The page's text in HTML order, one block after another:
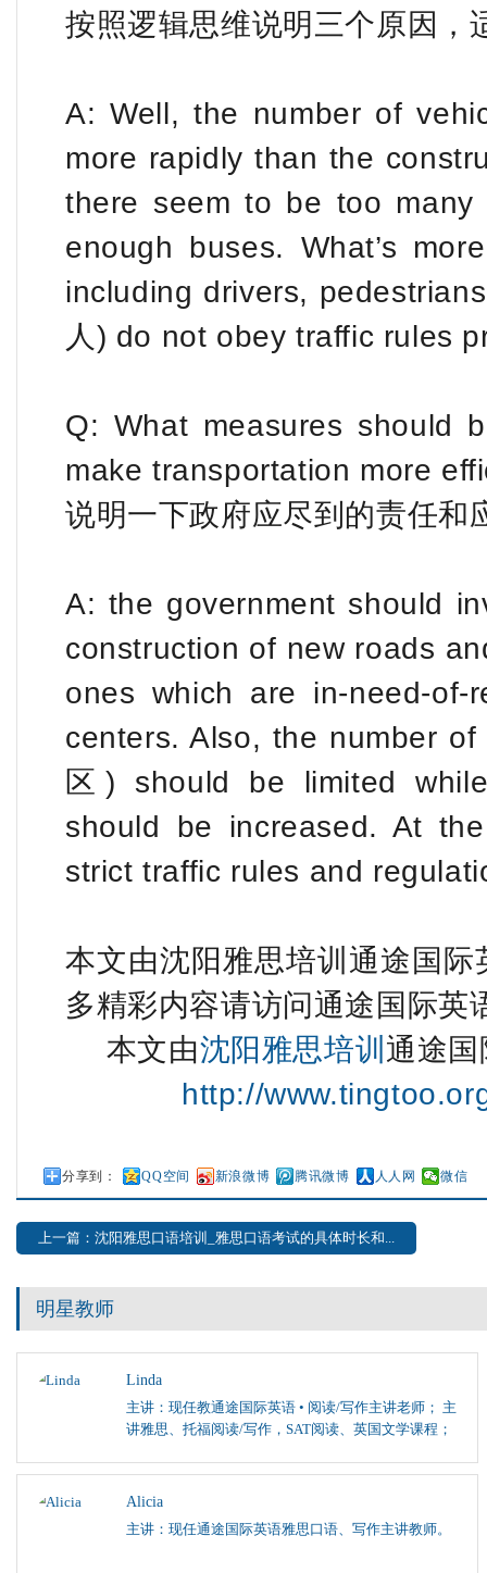
按照逻辑思维说明三个原因，
A: Well, the number of
more rapidly than the
there seem to be too
enough buses. What’s
including drivers,
人) do not obey traffic rules
Q: What measures should
make transportation more
说明一下政府应尽到的责任和
A: the government should
construction of new roads
ones which are in-need-
centers. Also, the number
区) should be limited
should be increased. At
strict traffic rules and
本文由沈阳雅思培训通途国
多精彩内容请访问通途国际英
本文由沈阳雅思培训 通途
http://
分享到： QQ空间 新浪微博 腾讯微博 人人网 微信
上一篇：沈阳雅思口语培训_雅思口语考试的具体时长和...
明星教师
Linda
主讲：现任教通途国际英语 • 阅读/写作主讲老师； 主
讲雅思、托福阅读/写作，SAT阅读、英国文学课程；
Alicia
主讲：现任通途国际英语雅思口语、写作主讲教师。